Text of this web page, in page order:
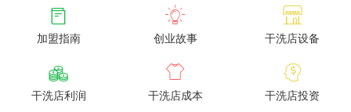

加盟指南

创业故事

干洗店设备

干洗店利润

干洗店成本

干洗店投资